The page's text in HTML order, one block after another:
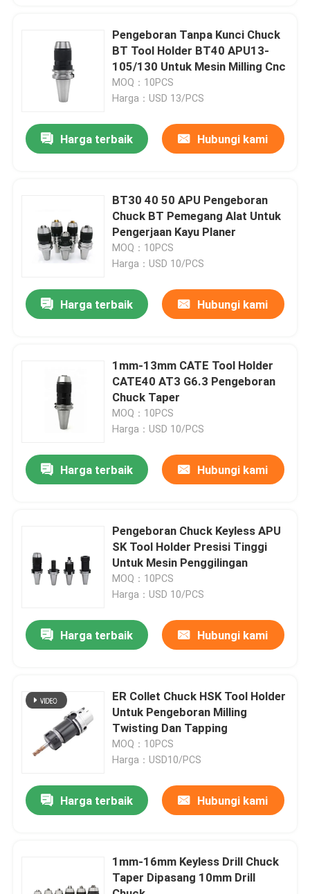
video
Tentang kami
Kontrol kualitas
Hubungi kami
Permintaan Penawaran
Pemegang Alat SK
Pengeboran Tanpa Kunci Chuck
BT Tool Holder BT40 APU13-
105/130 Untuk Mesin Milling Cnc
MOQ：10PCS
Harga：USD 13/PCS
Harga terbaik Hubungi kami
BT30 40 50 APU Pengeboran
Chuck BT Pemegang Alat Untuk
Pengerjaan Kayu Planer
MOQ：10PCS
Harga：USD 10/PCS
Harga terbaik Hubungi kami
1mm-13mm CATE Tool Holder
CATE40 AT3 G6.3 Pengeboran
Chuck Taper
MOQ：10PCS
Harga：USD 10/PCS
Harga terbaik Hubungi kami
Pengeboran Chuck Keyless APU
SK Tool Holder Presisi Tinggi
Untuk Mesin Penggilingan
MOQ：10PCS
Harga：USD 10/PCS
Harga terbaik Hubungi kami
ER Collet Chuck HSK Tool Holder
Untuk Pengeboran Milling
Twisting Dan Tapping
MOQ：10PCS
Harga：USD10/PCS
Harga terbaik Hubungi kami
1mm-16mm Keyless Drill Chuck
Taper Dipasang 10mm Drill